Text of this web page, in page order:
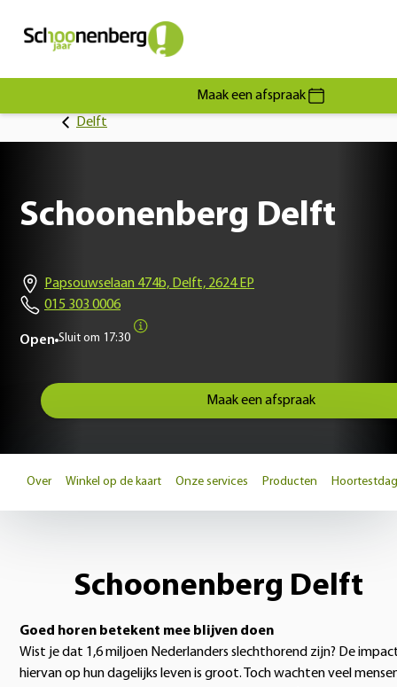
Maak een afspraak
Delft
Schoonenberg Delft
Papsouwselaan 474b, Delft, 2624 EP
015 303 0006
Open Sluit om 17:30
Maak een afspraak
Over Winkel op de kaart Onze services Producten
Schoonenberg Delft
Goed horen betekent mee blijven doen
Wist je dat 1,6 miljoen Nederlanders slechthorend zijn? De
hiervan op hun dagelijks leven is groot. Toch wachten veel